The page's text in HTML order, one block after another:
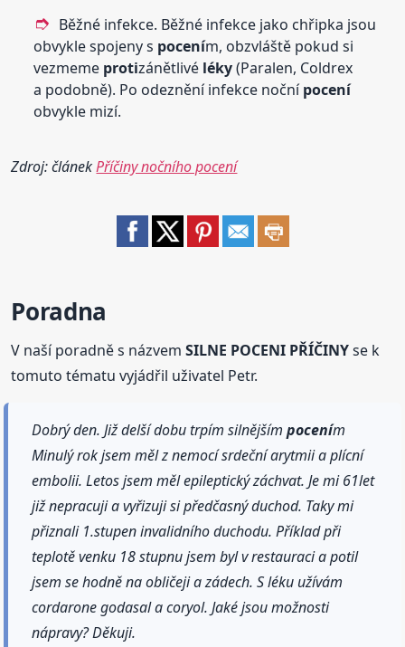
Běžné infekce. Běžné infekce jako chřipka jsou
obvykle spojeny s pocením, obzvláště pokud si
vezmeme protizánětlivé léky(Paralen, Coldrex
a podobně). Po odeznění infekce nočnípocení
obvykle mizí.
Zdroj: článekPříčiny nočního pocení
Poradna
V naší poradně s názvemSILNE POCENI PŘÍČINYse k
tomuto tématu vyjádřil uživatel Petr.
Dobrý den. Již delší dobu trpím silnějšímpocením
Minulý rok jsem měl z nemocí srdeční arytmii a plícní
embolii. Letos jsem měl epileptický záchvat. Je mi 61let
již nepracuji a vyřizuji si předčasný duchod. Taky mi
přiznali 1.stupen invalidního duchodu. Příklad při
teplotě venku 18 stupnu jsem byl v restauraci a potil
jsem se hodně na obličeji a zádech. S léku užívám
cordarone godasal a coryol. Jaké jsou možnosti
nápravy? Děkuji.